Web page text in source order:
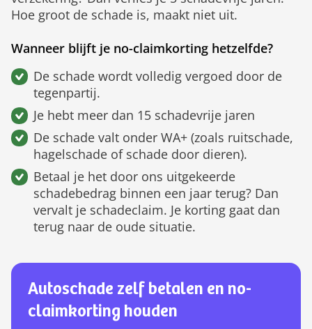
Hoe groot de schade is, maakt niet uit.
Wanneer blijft je no-claimkorting hetzelfde?
De schade wordt volledig vergoed door de
tegenpartij.
Je hebt meer dan 15 schadevrije jaren
De schade valt onder WA+ (zoals ruitschade,
hagelschade of schade door dieren).
Betaal je het door ons uitgekeerde
schadebedrag binnen een jaar terug? Dan
vervalt je schadeclaim. Je korting gaat dan
terug naar de oude situatie.
Autoschade zelf betalen en no-
claimkorting houden